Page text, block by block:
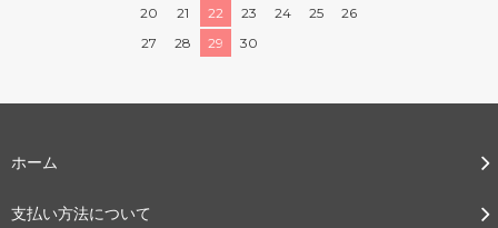
20
21 22 23 24 25
26
27
28 29 30
ホーム
支払い方法について